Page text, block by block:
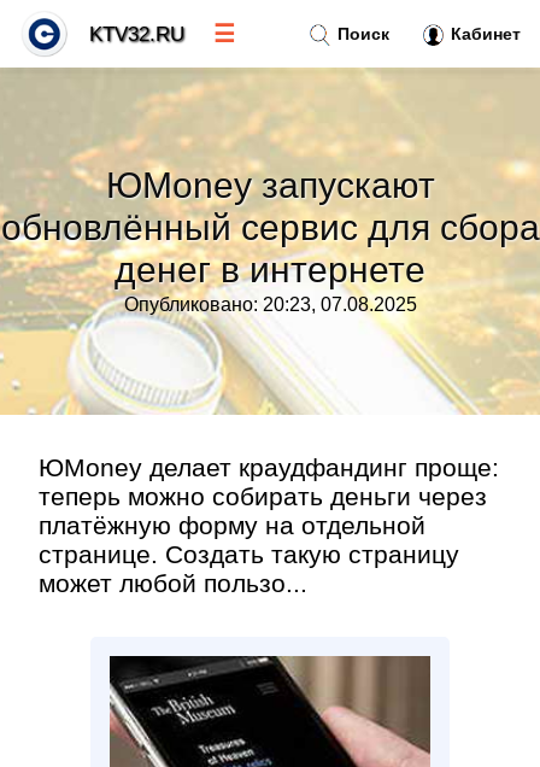
ЮMoney запускают
обновлённый сервис для сбора
денег в интернете
Опубликовано: 20:23, 07.08.2025
ЮMoney делает краудфандинг проще:
теперь можно собирать деньги через
платёжную форму на отдельной
странице. Создать такую страницу
может любой пользо...
Поиск Кабинет
KTV32.RU ☰
Тренды новостей»
Рубрики»
Правила
Контакт»